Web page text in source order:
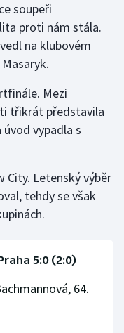
soupeři
proti nám stála.
na klubovém
Mezi
třikrát představila
vypadla s
City. Letenský výběr
tehdy se však
5:0 (2:0)
64.